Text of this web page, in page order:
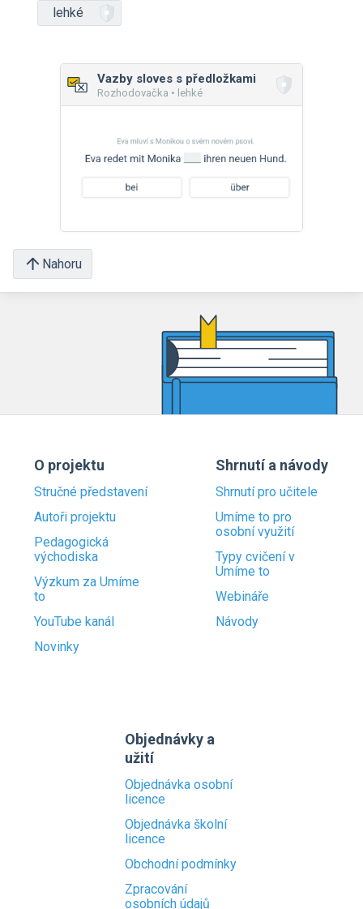
lehké
Vazby sloves s předložkami
Rozhodovačka • lehké
Nahoru
O projektu
Stručné představení
Autoři projektu
Pedagogická
východiska
Výzkum za Umíme
to
YouTube kanál
Novinky
Shrnutí a návody
Shrnutí pro učitele
Umíme to pro
osobní využití
Typy cvičení v
Umíme to
Webináře
Návody
Objednávky a
užití
Objednávka osobní
licence
Objednávka školní
licence
Obchodní podmínky
Zpracování
osobních údajů